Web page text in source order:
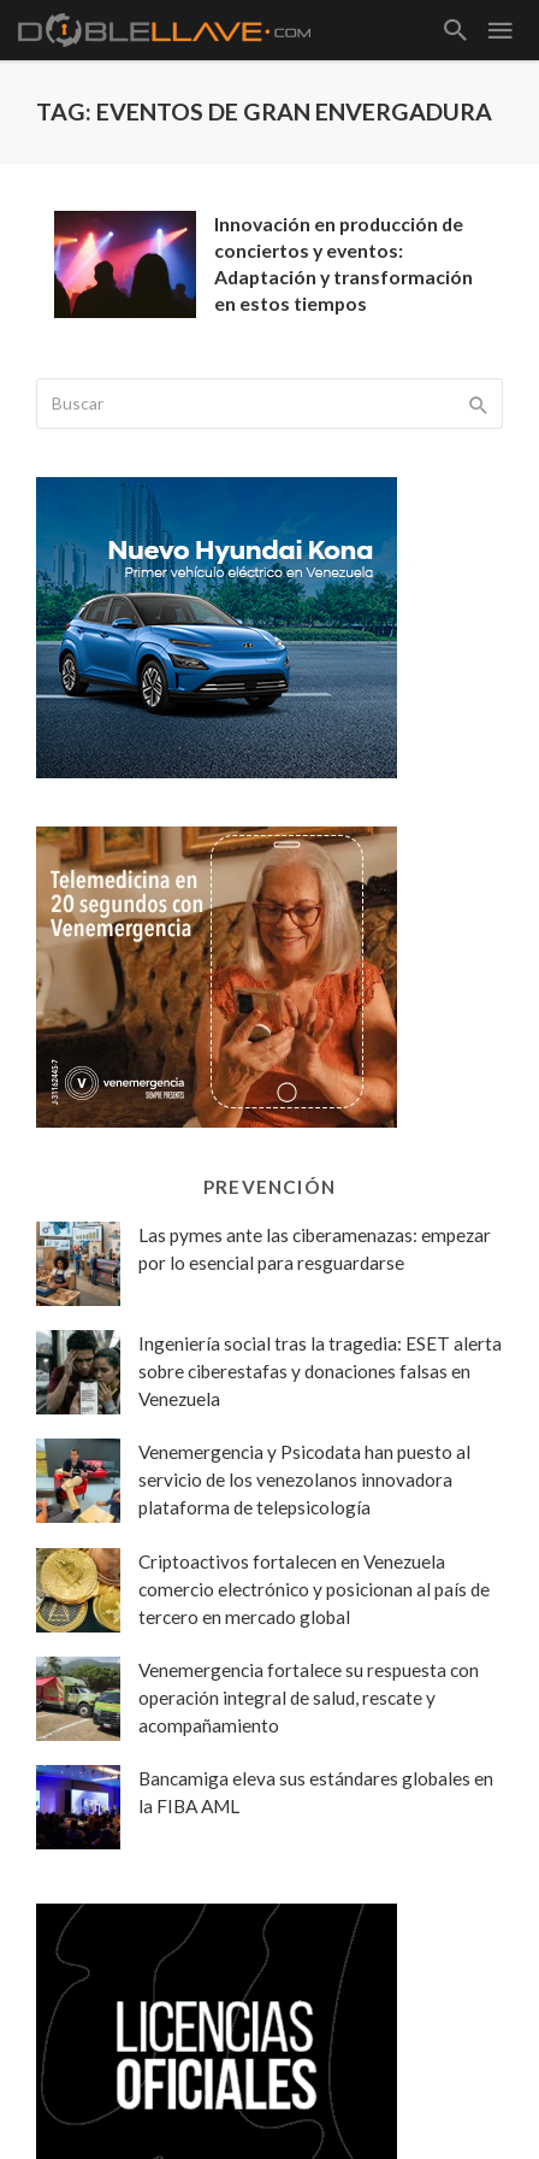
TAG: EVENTOS DE GRAN ENVERGADURA
Innovación en producción de
conciertos y eventos:
Adaptación y transformación
en estos tiempos
PREVENCIÓN
Las pymes ante las ciberamenazas: empezar
por lo esencial para resguardarse
Ingeniería social tras la tragedia: ESET alerta
sobre ciberestafas y donaciones falsas en
Venezuela
Venemergencia y Psicodata han puesto al
servicio de los venezolanos innovadora
plataforma de telepsicología
Criptoactivos fortalecen en Venezuela
comercio electrónico y posicionan al país de
tercero en mercado global
Venemergencia fortalece su respuesta con
operación integral de salud, rescate y
acompañamiento
Bancamiga eleva sus estándares globales en
la FIBA AML